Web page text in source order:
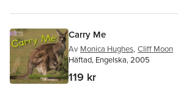
Carry Me
Av Monica Hughes, Cliff Moon
Häftad, Engelska, 2005
119 kr